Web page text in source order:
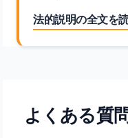
法的説明の全文を
よくある質